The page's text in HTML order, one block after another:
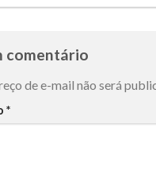
comentário
de e-mail não será
*